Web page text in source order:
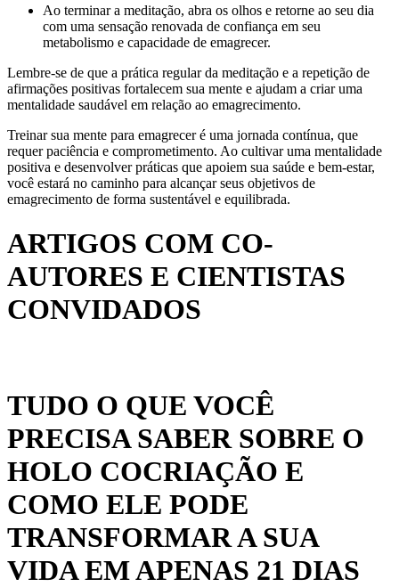
Ao terminar a meditação, abra os olhos e retorne ao seu dia
com uma sensação renovada de confiança em seu
metabolismo e capacidade de emagrecer.
Lembre-se de que a prática regular da meditação e a repetição de
afirmações positivas fortalecem sua mente e ajudam a criar uma
mentalidade saudável em relação ao emagrecimento.
Treinar sua mente para emagrecer é uma jornada contínua, que
requer paciência e comprometimento. Ao cultivar uma mentalidade
positiva e desenvolver práticas que apoiem sua saúde e bem-estar,
você estará no caminho para alcançar seus objetivos de
emagrecimento de forma sustentável e equilibrada.
ARTIGOS COM CO-
AUTORES E CIENTISTAS
CONVIDADOS
TUDO O QUE VOCÊ
PRECISA SABER SOBRE O
HOLO COCRIAÇÃO E
COMO ELE PODE
TRANSFORMAR A SUA
VIDA EM APENAS 21 DIAS